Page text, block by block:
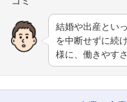
結婚や出産とい
を中断せずに続
様に、働きやす